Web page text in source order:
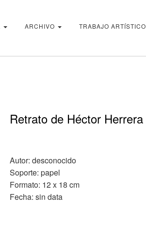
ARCHIVO TRABAJO ARTÍSTICO
Retrato de Héctor Herrera
Autor: desconocido
Soporte: papel
Formato: 12 x 18 cm
Fecha: sin data